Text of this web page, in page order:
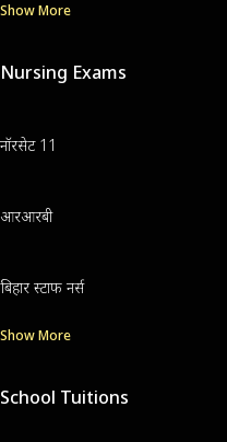
Show More
Nursing Exams
नॉरसेट 11
आरआरबी
बिहार स्टाफ नर्स
Show More
School Tuitions